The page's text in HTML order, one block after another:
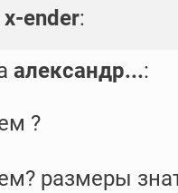
x-ender:
александр...:
?
размеры